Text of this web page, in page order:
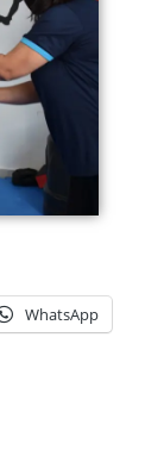
WhatsApp